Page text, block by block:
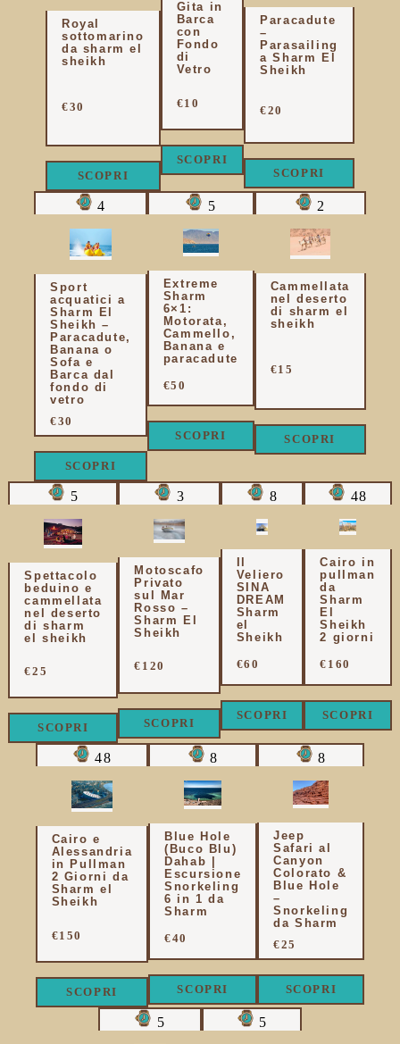
Royal
sottomarino
da sharm el
sheikh
€30
SCOPRI
Gita in
Barca
con
Fondo
di
Vetro
€10
SCOPRI
Paracadute
–
Parasailing
a Sharm El
Sheikh
€20
SCOPRI
4
Sport
acquatici a
Sharm El
Sheikh –
Paracadute,
Banana o
Sofa e
Barca dal
fondo di
vetro
€30
SCOPRI
5
Extreme
Sharm
6×1:
Motorata,
Cammello,
Banana e
paracadute
€50
SCOPRI
2
Cammellata
nel deserto
di sharm el
sheikh
€15
SCOPRI
5
Spettacolo
beduino e
cammellata
nel deserto
di sharm
el sheikh
€25
SCOPRI
3
Motoscafo
Privato
sul Mar
Rosso –
Sharm El
Sheikh
€120
SCOPRI
8
Veliero
SINA
DREAM
Sharm
el
Sheikh
€60
SCOPRI
48
Cairo in
pullman
da
Sharm
El
Sheikh
2 giorni
€160
SCOPRI
48
Cairo e
Alessandria
in Pullman
2 Giorni da
Sharm el
Sheikh
€150
SCOPRI
8
Blue Hole
(Buco Blu)
Dahab |
Escursione
Snorkeling
6 in 1 da
Sharm
€40
SCOPRI
8
Jeep
Safari al
Canyon
Colorato &
Blue Hole
–
Snorkeling
da Sharm
€25
SCOPRI
5 5